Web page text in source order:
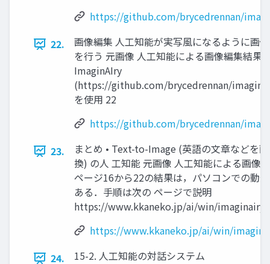
https://github.com/brycedrennan/
22.
画像編集 人工知能が実写風になるように画
を行う 元画像 人工知能による画像編集結果
ImaginAIry
(https://github.com/brycedrennan/
を使用 22
https://github.com/brycedrennan/
23.
まとめ • Text-to-Image (英語の文章などを
換) の人 工知能 元画像 人工知能による画像
ページ16から22の結果は，パソコンでの動
ある．手順は次の ページで説明
https://www.kkaneko.jp/ai/win/
https://www.kkaneko.jp/ai/win/
24.
15-2. 人工知能の対話システム